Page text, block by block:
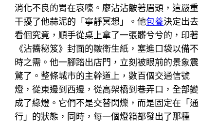
消化不良的胃在哀嚎。廖沾沾皺著眉頭，這嚴重
干擾了他蒜泥的「寧靜冥想」。他包養決定出去
看個究竟，順手從桌上拿了一張髒兮兮的，印著
《沾醬秘笈》封面的皺衛生紙，塞進口袋以備不
時之需。他一腳踏出店門，立刻被眼前的景象震
驚了。整條城市的主幹道上，數百個交通信號
燈，從東邊到西邊，從高架橋到巷弄口，全部變
成了綠燈。它們不是交替閃爍，而是固定在「通
行」的狀態，同時，每一個燈箱都發出了那種